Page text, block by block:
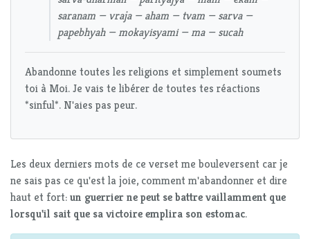
saranam — vraja — aham — tvam — sarva —
papebhyah — mokayisyami — ma — sucah
Abandonne toutes les religions et simplement soumets
toi à Moi. Je vais te libérer de toutes tes réactions
*sinful*. N'aies pas peur.
Les deux derniers mots de ce verset me bouleversent car je
ne sais pas ce qu'est la joie, comment m'abandonner et dire
haut et fort:un guerrier ne peut se battre vaillamment que
lorsqu'il sait que sa victoire emplira son estomac.